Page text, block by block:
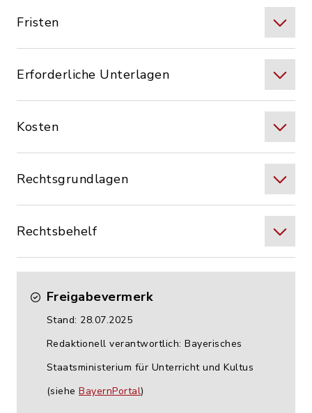
Fristen
Erforderliche Unterlagen
Kosten
Rechtsgrundlagen
Rechtsbehelf
Freigabevermerk
Stand: 28.07.2025
Redaktionell verantwortlich: Bayerisches
Staatsministerium für Unterricht und Kultus
(siehe BayernPortal)